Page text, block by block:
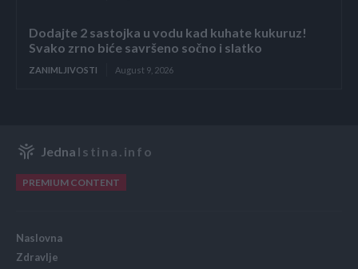
Dodajte 2 sastojka u vodu kad kuhate kukuruz!
Svako zrno biće savršeno sočno i slatko
ZANIMLJIVOSTI August 9, 2026
Jedna Istina.info
PREMIUM CONTENT
Naslovna
Zdravlje